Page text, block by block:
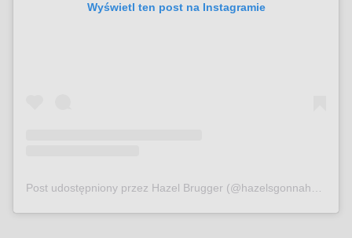
Wyświetl ten post na Instagramie